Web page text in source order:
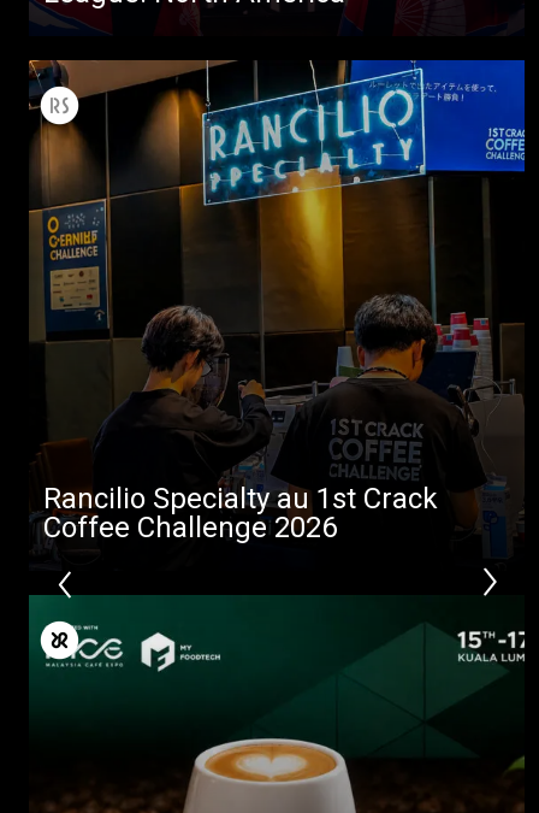
Rancilio Specialty au 1st Crack
Coffee Challenge 2026
Toutes
Produits
Nouvelles
Télécharger
Plus de